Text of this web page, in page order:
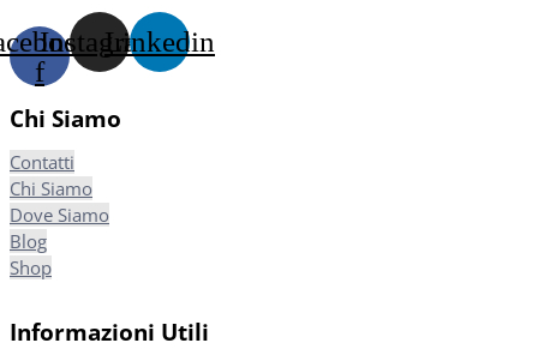
f
InstagramLinkedin
Chi Siamo
Contatti
Chi Siamo
Dove Siamo
Blog
Shop
Informazioni Utili